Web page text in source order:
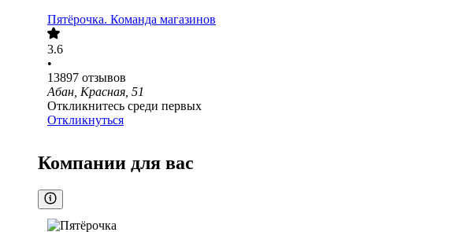
Пятёрочка. Команда магазинов
3.6
•
13897 отзывов
Абан, Красная, 51
Откликнитесь среди первых
Откликнуться
Компании для вас